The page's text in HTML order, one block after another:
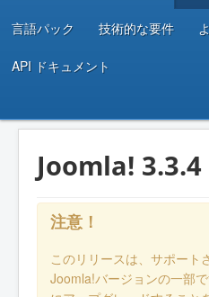
言語パック 技術的な要件
API ドキュメント
Joomla! 3.3.4
注意！
このリリースは、サポート
Joomla!バージョンの一部で